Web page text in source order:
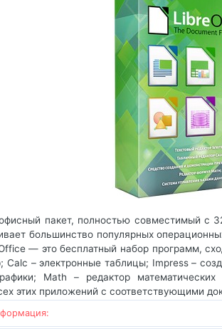
пакет, полностью совместимый с
большинство популярных
— это бесплатный набор программ,
Calc – электронные таблицы; Impress –
Math – редактор
этих приложений с соответствующими